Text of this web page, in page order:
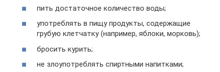
пить достаточное количество воды;
употреблять в пищу продукты, содержащие
грубую клетчатку (например, яблоки, морковь);
бросить курить;
не злоупотреблять спиртными напитками;